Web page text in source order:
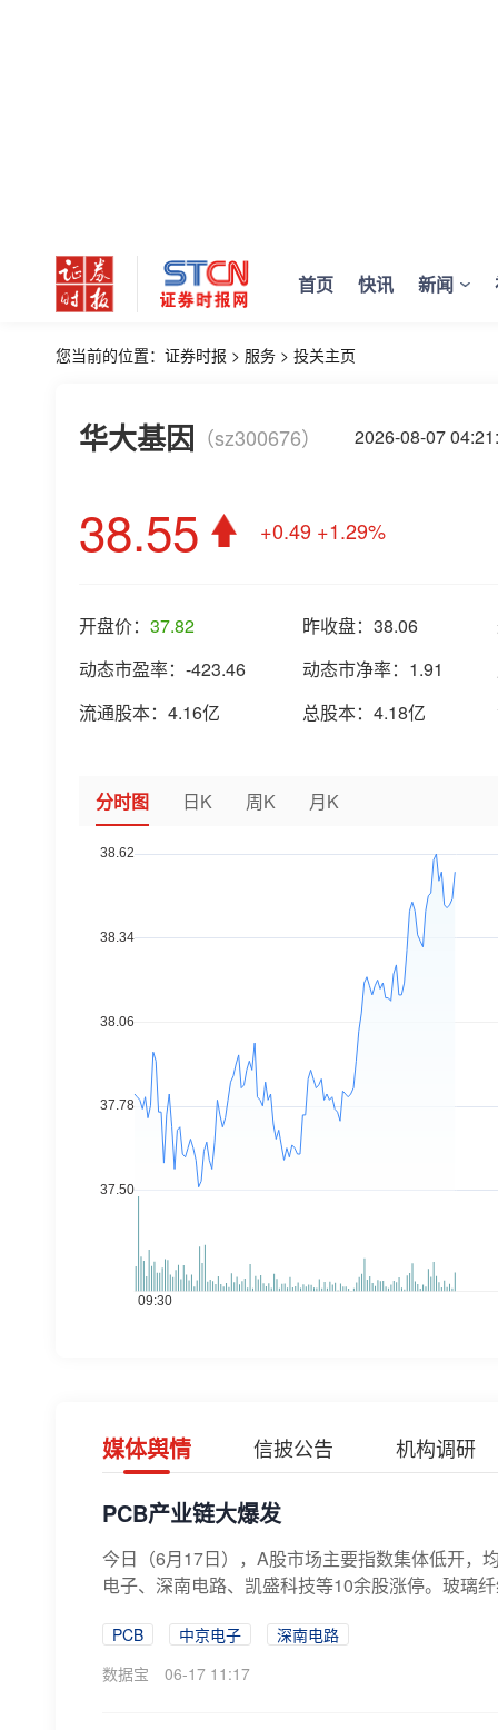
首页 快讯 新闻
您当前的位置： 证券时报 > 服务 > 投关主页
华大基因 （sz300676） 2026-08-07
38.55 +0.49 +1.29%
开盘价： 37.82 昨收盘： 38.06
动态市盈率： -423.46 动态市净率： 1.91
流通股本： 4.16亿 总股本： 4.18亿
分时图 日K 周K 月K
媒体舆情 信披公告 机构调研
PCB产业链大爆发
今日（6月17日），A股市场主要指数集体低开，
电子、深南电路、凯盛科技等10余股涨停。玻璃
PCB 中京电子
深南电路
数据宝
06-17 11:17